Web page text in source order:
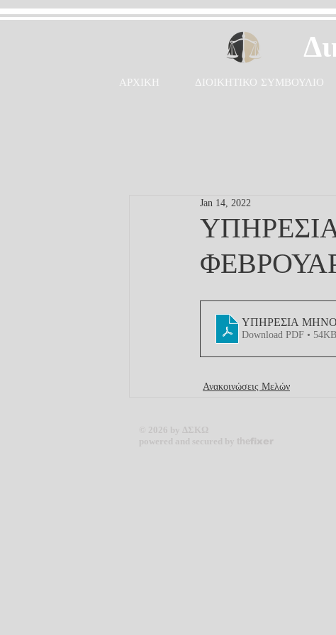
ΑΡΧΙΚΗ ΔΙΟΙΚΗΤΙΚΟ ΣΥΜΒΟΥΛΙΟ
Jan 14, 2022
ΥΠΗΡΕΣΙΑ
Download PDF • 54KB
Ανακοινώσεις Μελών
© 2026 by ΔΣΚΩ
powered and secured by thefixer